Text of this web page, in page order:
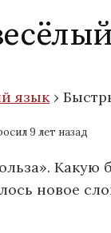
язык›
9 лет назад
новое